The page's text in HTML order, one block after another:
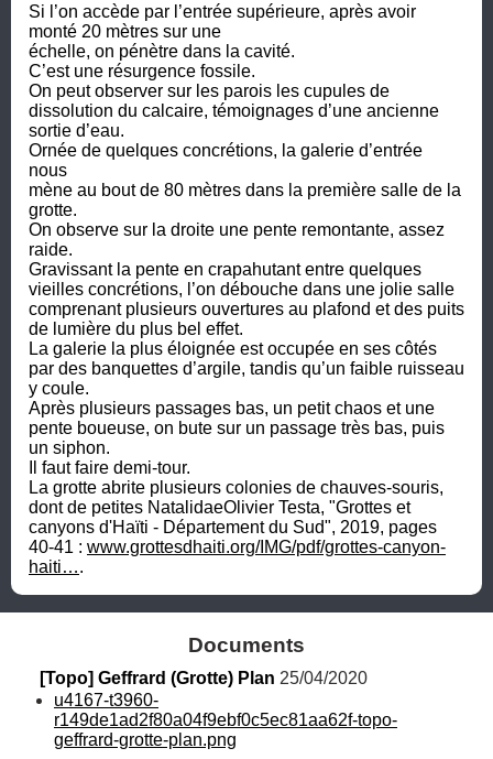
Si l’on accède par l’entrée supérieure, après avoir
monté 20 mètres sur une
échelle, on pénètre dans la cavité.
C’est une résurgence fossile.
On peut observer sur les parois les cupules de
dissolution du calcaire, témoignages d’une ancienne
sortie d’eau.
Ornée de quelques concrétions, la galerie d’entrée
nous
mène au bout de 80 mètres dans la première salle de la
grotte.
On observe sur la droite une pente remontante, assez
raide.
Gravissant la pente en crapahutant entre quelques
vieilles concrétions, l’on débouche dans une jolie salle
comprenant plusieurs ouvertures au plafond et des puits
de lumière du plus bel effet.
La galerie la plus éloignée est occupée en ses côtés
par des banquettes d’argile, tandis qu’un faible ruisseau
y coule.
Après plusieurs passages bas, un petit chaos et une
pente boueuse, on bute sur un passage très bas, puis
un siphon.
Il faut faire demi-tour.
La grotte abrite plusieurs colonies de chauves-souris,
dont de petites NatalidaeOlivier Testa, "Grottes et
canyons d'Haïti - Département du Sud", 2019, pages
40-41 : www.grottesdhaiti.org/IMG/pdf/grottes-canyon-
haiti….
Documents
[Topo] Geffrard (Grotte) Plan 25/04/2020
u4167-t3960-
r149de1ad2f80a04f9ebf0c5ec81aa62f-topo-
geffrard-grotte-plan.png